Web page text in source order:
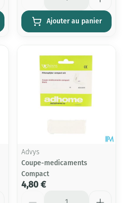
Ajouter au panier
Advys
Coupe-medicaments
Compact
4,80 €